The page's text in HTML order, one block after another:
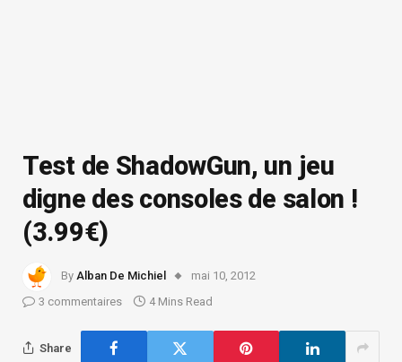
Test de ShadowGun, un jeu
digne des consoles de salon !
(3.99€)
By Alban De Michiel
mai 10, 2012
3 commentaires
4 Mins Read
Share